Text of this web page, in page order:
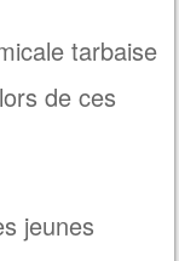
tarbaise
de ces
jeunes